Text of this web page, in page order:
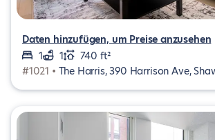
Daten hinzufügen, um Preise anzusehen
1
1
740 ft²
#1021 • The Harris, 390 Harrison Ave,